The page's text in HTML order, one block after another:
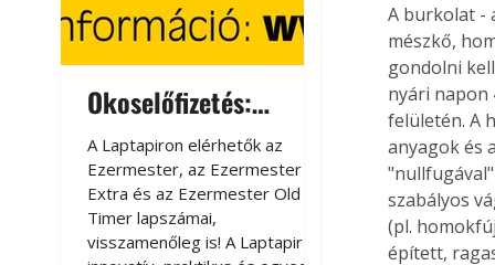
Okoselőfizetés:
Ezermester Extra
A Laptapiron elérhetők az
Ezermester, az Ezermester
Extra és az Ezermester Old
Timer lapszámai,
visszamenőleg is! A Laptapir új,
Okoselőfizetés
A Laptapiron
Ezermester, az
Extra és az
Timer lapszámai,
visszamenőleg is! A
A burkolat -
mészkő,
gondolni
nyári napon
felületén. A
anyagok és
szabályos
(pl.
épített,